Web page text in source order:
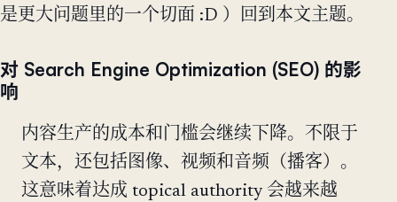
是更大问题里的一个切面 :D ）回到本文主题。
对 Search Engine Optimization (SEO) 的影
响
内容生产的成本和门槛会继续下降。不限于
文本，还包括图像、视频和音频（播客）。
这意味着达成 topical authority 会越来越